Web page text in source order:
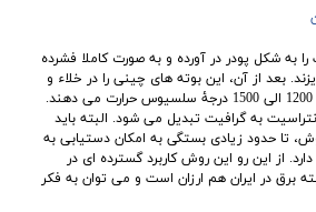
به شکل پودر در آورده و به صورت کاملا فشرده
بعد از آن، این بوته های چینی را در خلاء و
در یک کوره الکتریکی تا دمای 1200 الی 1500 درجۀ سلسیوس حرارت می دهند.
عمل 98 درصد آنتراسیت به گرافیت تبدیل می شود. البته باید
تا حدود زیادی بستگی به امکان دستیابی به
از این رو این روش کاربرد گسترده ای در
برق در ایران هم ارزان است و می توان به فکر